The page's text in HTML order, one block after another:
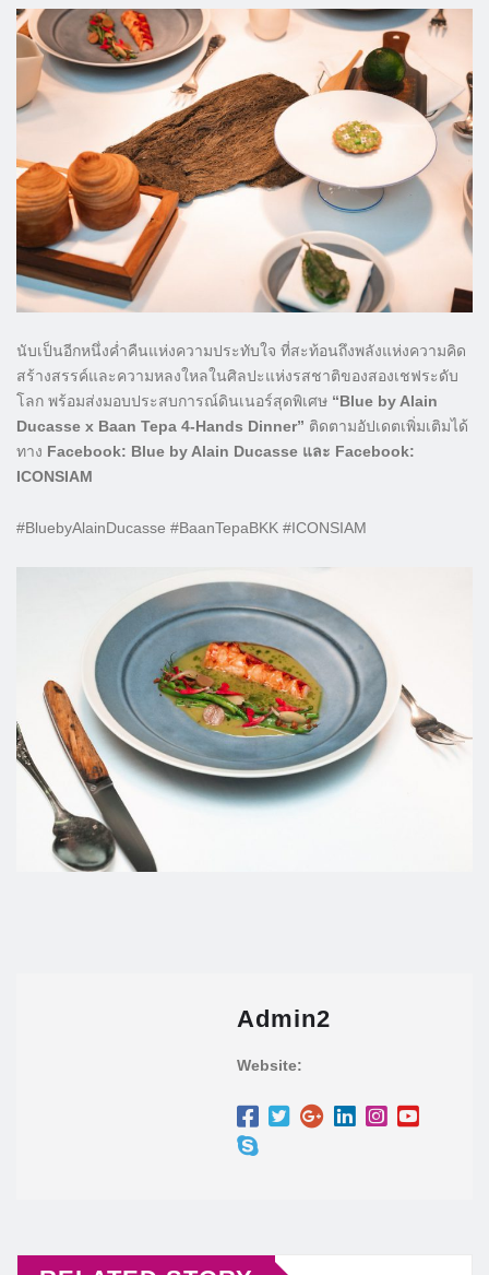
นับเป็นอีกหนึ่งค่ำคืนแห่งความประทับใจ ที่สะท้อนถึงพลังแห่งความคิด
สร้างสรรค์และความหลงใหลในศิลปะแห่งรสชาติของสองเชฟระดับ
โลก พร้อมส่งมอบประสบการณ์ดินเนอร์สุดพิเศษ “Blue by Alain
Ducasse x Baan Tepa 4-Hands Dinner” ติดตามอัปเดตเพิ่มเติมได้
ทาง Facebook: Blue by Alain Ducasse และ Facebook:
ICONSIAM
#BluebyAlainDucasse #BaanTepaBKK #ICONSIAM
Admin2
Website: